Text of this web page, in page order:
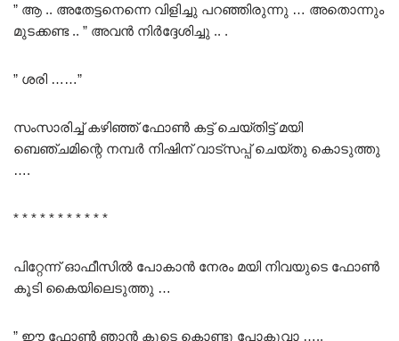
” ആ .. അതേട്ടനെന്നെ വിളിച്ചു പറഞ്ഞിരുന്നു … അതൊന്നും
മുടക്കണ്ട .. ” അവൻ നിർദ്ദേശിച്ചു .. .
” ശരി ……”
സംസാരിച്ച് കഴിഞ്ഞ് ഫോൺ കട്ട് ചെയ്തിട്ട് മയി
ബെഞ്ചമിന്റെ നമ്പർ നിഷിന് വാട്സപ്പ് ചെയ്തു കൊടുത്തു
….
* * * * * * * * * * *
പിറ്റേന്ന് ഓഫീസിൽ പോകാൻ നേരം മയി നിവയുടെ ഫോൺ
കൂടി കൈയിലെടുത്തു …
” ഈ ഫോൺ ഞാൻ കൂടെ കൊണ്ടു പോകുവാ …..